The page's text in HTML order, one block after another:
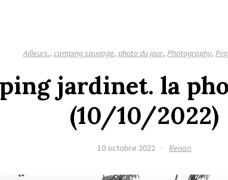
Ailleurs., camping sauvage, photo du jour, Photography,
jardinet. la
(10/10/2022)
10 octobre 2022 · Renan